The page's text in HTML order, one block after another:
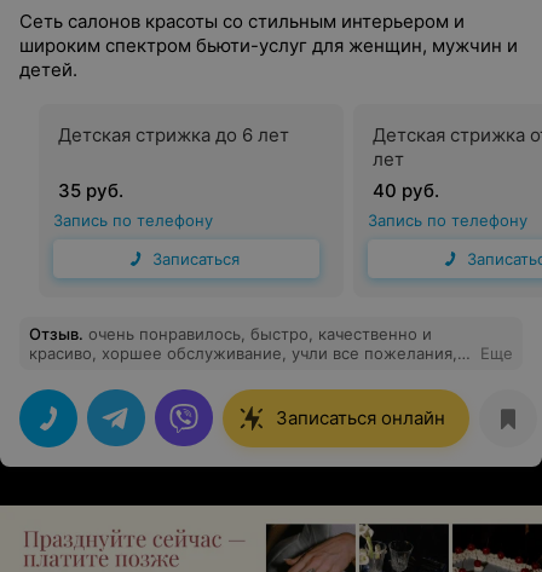
Сеть салонов красоты со стильным интерьером и
широким спектром бьюти-услуг для женщин, мужчин и
детей.
Детская стрижка до 6 лет
35 руб.
Запись по телефону
Записаться
Детская стрижка
лет
40 руб.
Запись по телефону
Отзыв. очень понравилось, быстро, качественно и
красиво, хоршее обслуживание, учли все пожелания, я
Еще
Записаться онлайн